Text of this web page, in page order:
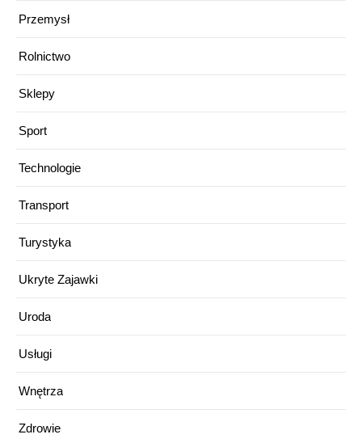
Przemysł
Rolnictwo
Sklepy
Sport
Technologie
Transport
Turystyka
Ukryte Zajawki
Uroda
Usługi
Wnętrza
Zdrowie